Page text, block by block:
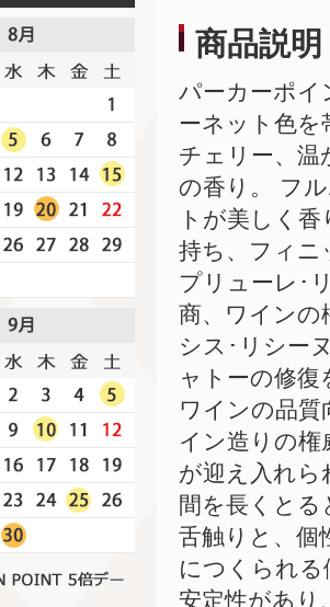
商品説明
パーカーポイ
ーネット色
チェリー、温
の香り。 フ
トが美しく
持ち、フィニ
プリューレ･
商、ワインの
シス･リシー
ャトーの修
ワインの品質
イン造りの
が迎え入れら
間を長くと
舌触りと、個
につくられ
安定性があり